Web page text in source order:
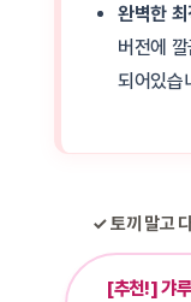
완벽한
버전에
되어있습
✓ 토끼 말고
[추천!] 갸